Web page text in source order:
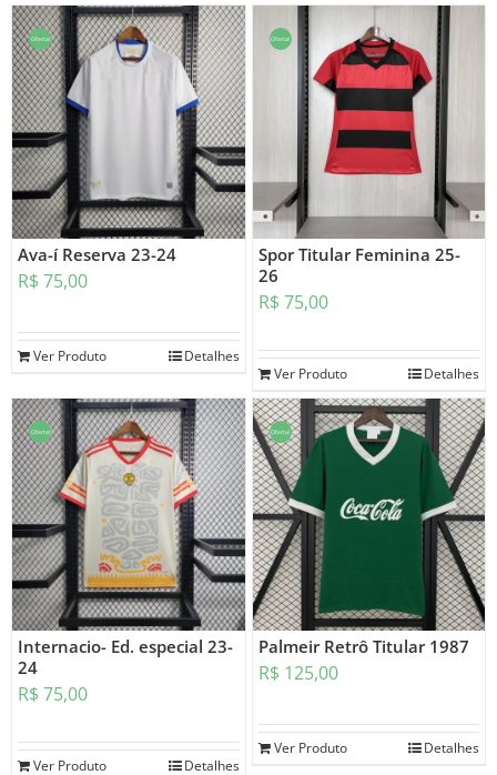
Oferta!
Ava-í Reserva 23-24
R$ 75,00
Ver Produto Detalhes
Oferta!
Spor Titular Feminina 25-
26
R$ 75,00
Ver Produto Detalhes
Oferta!
Internacio- Ed. especial 23-
24
R$ 75,00
Ver Produto Detalhes
Oferta!
Palmeir Retrô Titular 1987
R$ 125,00
Ver Produto Detalhes